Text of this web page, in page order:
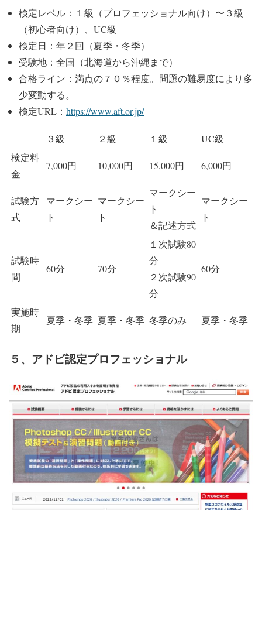
検定レベル：１級（プロフェッショナル向け）〜３級
（初心者向け）、UC級
検定日：年２回（夏季・冬季）
受験地：全国（北海道から沖縄まで）
合格ライン：満点の７０％程度。問題の難易度により多
少変動する。
検定URL： https://www.aft.or.jp/
３級 ２級 １級
UC級
検定料
金
7,000円 10,000円 15,000円 6,000円
試験方
式
マークシー
ト
マークシー
ト
マークシー
ト
＆記述方式
マークシー
ト
試験時
間
60分 70分
１次試験80
分
２次試験90
分
60分
実施時
期
夏季・冬季 夏季・冬季 冬季のみ 夏季・冬季
５、アドビ認定プロフェッショナル